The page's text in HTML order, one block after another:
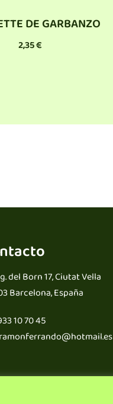
DE GARBANZO
2,35€
del Born 17, Ciutat Vella
Barcelona, España
10 70 45
ramonferrando@hotmail.es